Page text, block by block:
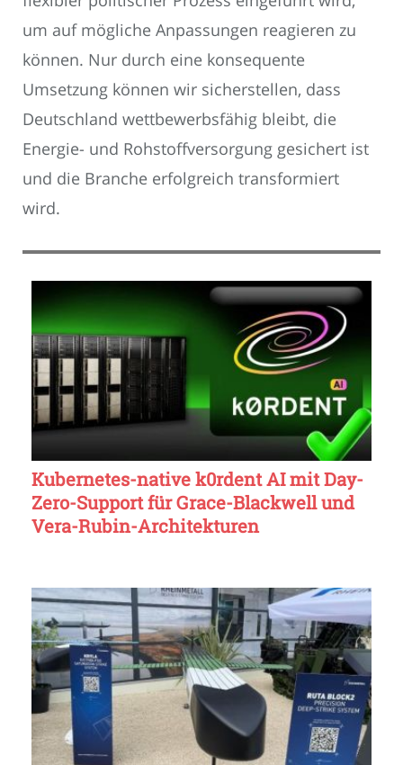
um auf mögliche Anpassungen reagieren zu
können. Nur durch eine konsequente
Umsetzung können wir sicherstellen, dass
Deutschland wettbewerbsfähig bleibt, die
Energie- und Rohstoffversorgung gesichert ist
und die Branche erfolgreich transformiert
wird.
Kubernetes-native k0rdent AI mit Day-
Zero-Support für Grace-Blackwell und
Vera-Rubin-Architekturen